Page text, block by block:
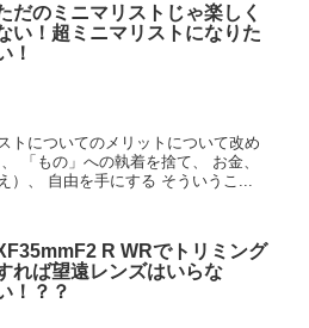
だのミニマリストじゃ楽しく
い！超ミニマリストになりた
！
トについてのメリットについて改め
「もの」への執着を捨て、 お金、
）、 自由を手にする そういうこ...
R WRでトリミング
れば望遠レンズはいらな
！？？